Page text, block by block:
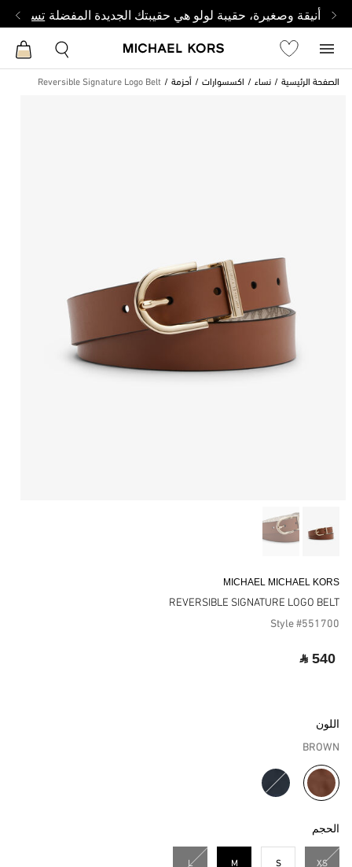
أنيقة وصغيرة، حقيبة لولو هي حقيبتك الجديدة المفضلة تسوق
الصفحة الرئيسية نساء اكسسوارات أحزمة Reversible Signature Logo Belt
MICHAEL MICHAEL KORS
REVERSIBLE SIGNATURE LOGO BELT
Style #551700
‎ ⃁ 540 ‎
اللون
BROWN
مختار
الحجم
XS
S
M
L